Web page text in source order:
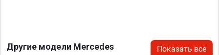
Другие модели Mercedes Показать все